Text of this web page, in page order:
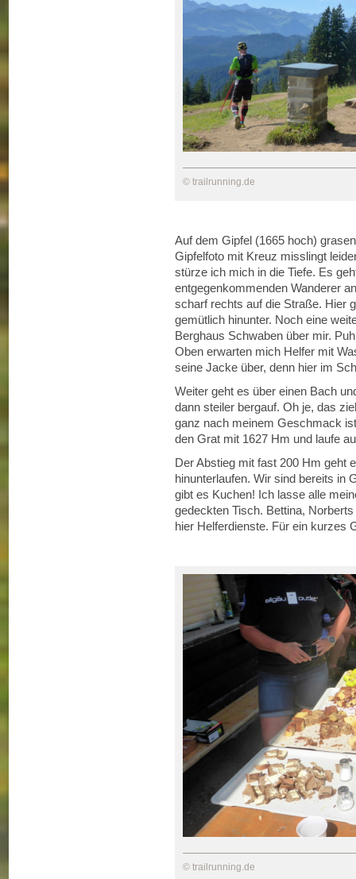
© trailrunning.de
Auf dem Gipfel (1665 hoch)
Gipfelfoto mit Kreuz misslingt
stürze ich mich in die Tiefe. Es
entgegenkommenden Wanderer
scharf rechts auf die Straße. Hier
gemütlich hinunter. Noch eine
Berghaus Schwaben über mir.
Oben erwarten mich Helfer mit
seine Jacke über, denn hier im
Weiter geht es über einen Bach
dann steiler bergauf. Oh je, das
ganz nach meinem Geschmack
den Grat mit 1627 Hm und laufe
Der Abstieg mit fast 200 Hm geht
hinunterlaufen. Wir sind bereits in
gibt es Kuchen! Ich lasse alle
gedeckten Tisch. Bettina,
hier Helferdienste. Für ein kurzes
© trailrunning.de